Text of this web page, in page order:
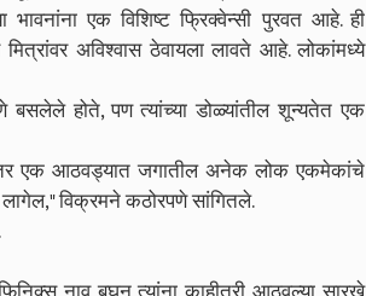
भावनांना एक विशिष्ट फ्रिक्वेन्सी पुरवत आहे. ही
अविश्वास ठेवायला लावते आहे. लोकांमध्ये
बसलेले होते, पण त्यांच्या डोळ्यांतील शून्यतेत एक
तर एक आठवड्यात जगातील अनेक लोक एकमेकांचे
विक्रमने कठोरपणे सांगितले.